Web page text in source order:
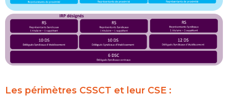
Les périmètres CSSCT et leur CSE :